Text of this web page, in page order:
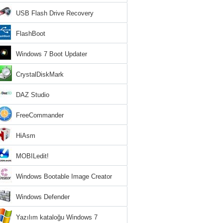
USB Flash Drive Recovery
FlashBoot
Windows 7 Boot Updater
CrystalDiskMark
DAZ Studio
FreeCommander
HiAsm
MOBILedit!
Windows Bootable Image Creator
Windows Defender
Yazılım kataloğu Windows 7